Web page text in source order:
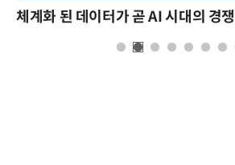
체계화 된 데이터가 곧 AI 시대의 경